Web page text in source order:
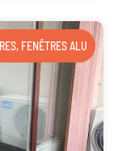
, FENÊTRES ALU